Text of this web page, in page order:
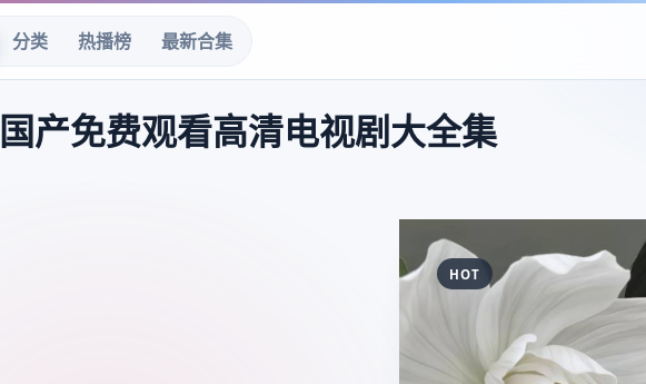
分类 热播榜 最新合集
国产免费观看高清电视剧大全集
HOT